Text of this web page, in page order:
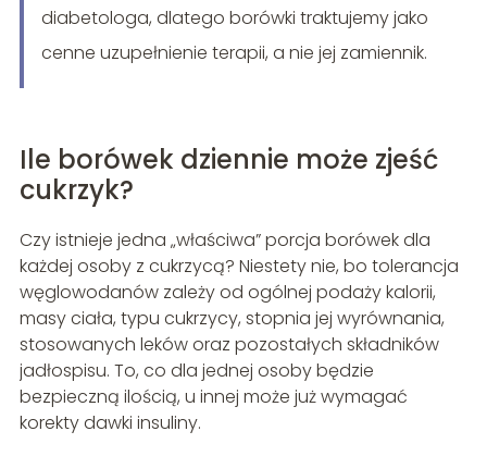
diabetologa, dlatego borówki traktujemy jako
cenne uzupełnienie terapii, a nie jej zamiennik.
Ile borówek dziennie może zjeść
cukrzyk?
Czy istnieje jedna „właściwa” porcja borówek dla
każdej osoby z cukrzycą? Niestety nie, bo tolerancja
węglowodanów zależy od ogólnej podaży kalorii,
masy ciała, typu cukrzycy, stopnia jej wyrównania,
stosowanych leków oraz pozostałych składników
jadłospisu. To, co dla jednej osoby będzie
bezpieczną ilością, u innej może już wymagać
korekty dawki insuliny.